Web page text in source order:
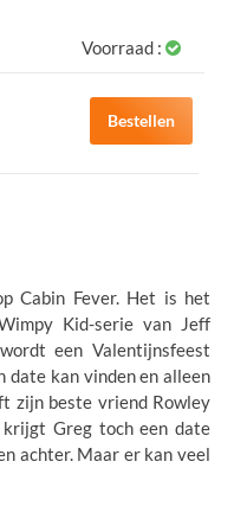
Voorraad :
Bestellen
Cabin Fever. Het is het
Kid-serie van Jeff
een Valentijnsfeest
date kan vinden en alleen
zijn beste vriend Rowley
krijgt Greg toch een date
achter. Maar er kan veel